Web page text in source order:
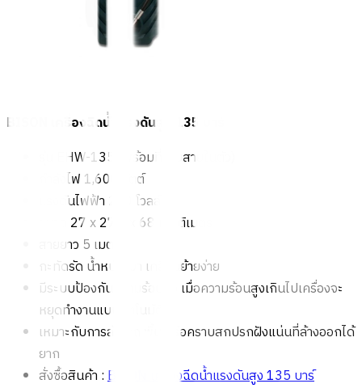
BISON เครื่องฉีดน้ำแรงดันสูง 135 บาร์
รุ่น EHW-135 (พร้อมที่เก็บสายในตัว)
กำลังไฟ 1,600 วัตต์
แรงดันไฟฟ้า 220 โวลล์
ขนาด 27 x 27.5 x 68 เซนติเมตร
สายยาว 5 เมตร
กะทัดรัด น้ำหนักเบา เคลื่อนย้ายง่าย
มีระบบป้องกันความร้อนสูง เมื่อความร้อนสูงเกินไปเครื่องจะ
หยุดทำงานแบบอัตโนมัติ
เหมาะกับการล้างรถ พื้น หรือคราบสกปรกฝังแน่นที่ล้างออกได้
ยาก
สั่งซื้อสินค้า :BISON เครื่องฉีดน้ำแรงดันสูง 135 บาร์